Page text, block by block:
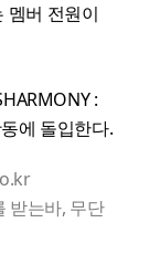
멤버 전원이
:
에 돌입한다.
받는바, 무단